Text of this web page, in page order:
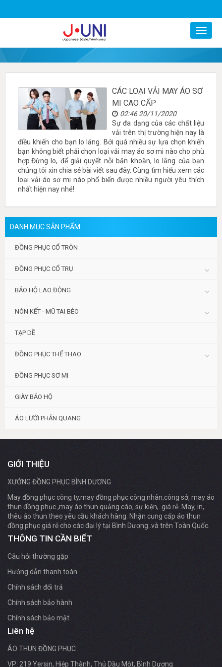
CÁC LOẠI VẢI MAY ÁO SƠ
MI CAO CẤP
02:46 20/11/2020
Sự đa dạng của các chất liệu
vải trên thị trường hiện nay là
điều khiến cho bạn lo lắng. Bởi quá nhiều sự lựa chọn khiến
bạn không biết phải chọn loại vải may áo sơ mi nào cho phù
hợp.Đừng lo, để giải quyết nỗi băn khoăn, lo lắng của bạn
chúng tôi xin chia sẻ bài viết sau đây. Cùng tìm hiểu xem các
loại vải áo sơ mi nào phổ biến được nhiều người yêu thích
nhất hiện nay nhé!
DANH MỤC SẢN PHẨM
ĐỒNG PHỤC CỔ TRÒN
ĐỒNG PHỤC CỔ TRỤ
BẢO HỘ LAO ĐỘNG
NÓN KẾT - MŨ TAI BÈO
TẠP DỀ
ĐỒNG PHỤC THỂ THAO
ĐỒNG PHỤC SƠ MI
GIÀY BẢO HỘ
ÁO LƯỚI PHẢN QUANG
GIỚI THIỆU
XƯỞNG ĐỒNG PHỤC BÌNH DƯƠNG
May đồng phục công ty,may đồng phục công nhân,công sở, may áo
thun đồng phục ,may áo thun quảng cáo, sự kiện,..giá rẻ. May, in,
thêu áo thun theo yêu cầu khách hàng. Nhận cung cấp áo thun
đồng phục giá rẻ cho các đại lý tại Bình Dương..và trên Toàn Quốc.
THÔNG TIN CẦN BIẾT
Câu hỏi thường gặp
Hướng dẫn thanh toán
Chính sách đổi trả
Chính sách bảo hành
Chính sách bảo mật
Liên hệ
ÁO THUN ĐỒNG PHỤC
VP: 219 Yersin, Hiệp Thành, Thủ Dầu Một, Bình Dương